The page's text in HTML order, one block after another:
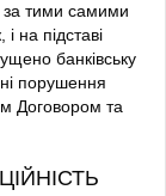
за тими самими
на підставі
банківську
порушення
Договором та